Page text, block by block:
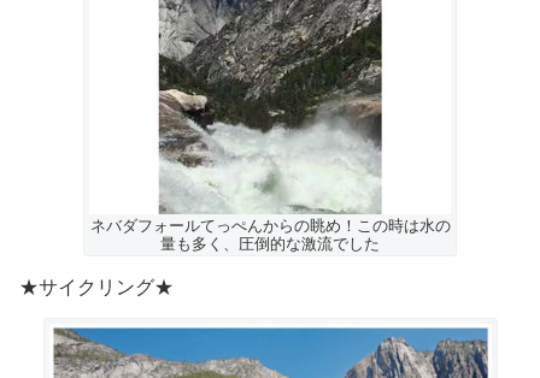
ネバダフォールてっぺんからの眺め！この時は水の
量も多く、圧倒的な激流でした
★サイクリング★